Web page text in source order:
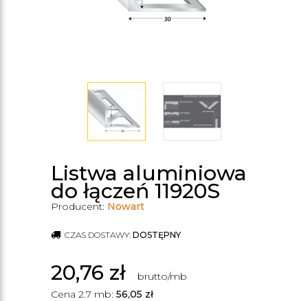
Listwa aluminiowa
do łączeń 11920S
Producent: Nowart
CZAS DOSTAWY: DOSTĘPNY
20,76 zł
brutto/mb
Cena 2.7 mb: 56,05 zł